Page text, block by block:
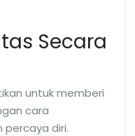
Secara
untuk memberi
cara
percaya diri.